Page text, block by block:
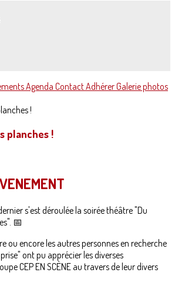
Agenda ContactAdhérerGalerie photos
planches !
s'est déroulée la soirée théâtre "Du
📅
ou encore les autres personnes en recherche
ont pu apprécier les diverses
CEP EN SCÈNE au travers de leur divers